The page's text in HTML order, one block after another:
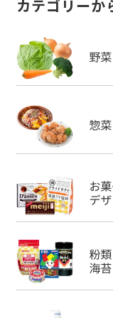
カテゴリーか